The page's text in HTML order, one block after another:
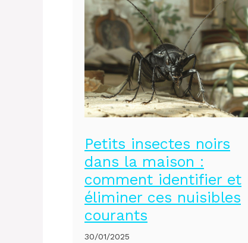
Petits insectes noirs
dans la maison :
comment identifier et
éliminer ces nuisibles
courants
30/01/2025